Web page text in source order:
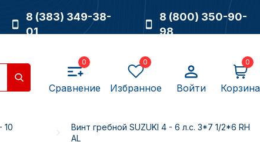
8 (383) 349-38-
01
8 (800) 350-90-
98
0
Сравнение
0
Избранное Войти
0
Корзина
10
Винт гребной SUZUKI 4 - 6 л.с. 3*7 1/2*6 RH
AL